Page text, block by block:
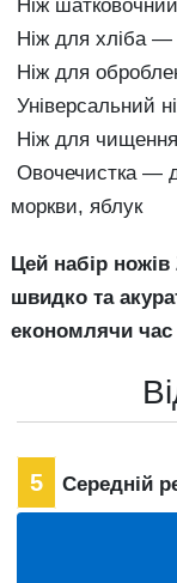
Ніж
Ніж для хліба —
Ніж для
Універсальний
Ніж для чищення
Овочечистка —
моркви, яблук
Цей набір
швидко та
економлячи час
5 Середній